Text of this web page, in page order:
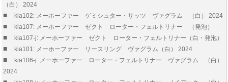
（白） 2024
■ kia102: メーホーファー ゲミシュター・サッツ ヴァグラム （白） 2024
■ kia107: メーホーファー ゼクト ローター・フェルトリナー （発泡）
■ kia107-j: メーホーファー ゼクト ローター・フェルトリナー（白・発泡）
■ kia101: メーホーファー リースリング ヴァグラム（白） 2024
■ kia106-j: メーホーファー ローター・フェルトリナー ヴァグラム （白）
2024